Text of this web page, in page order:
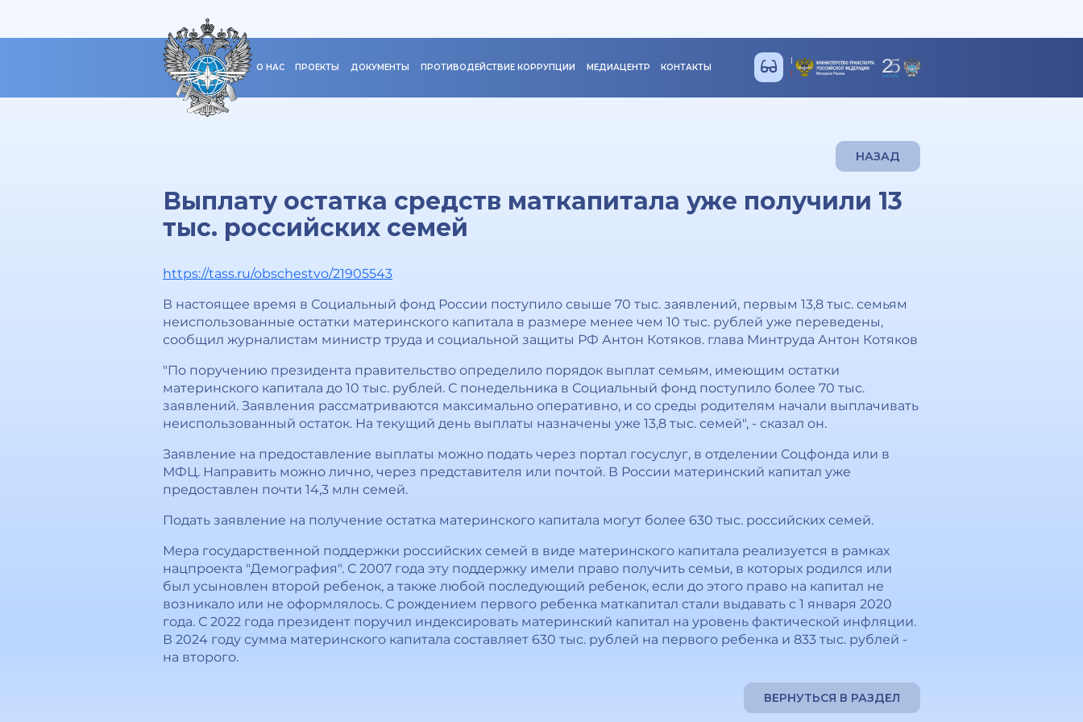
О НАС ПРОЕКТЫ ДОКУМЕНТЫ ПРОТИВОДЕЙСТВИЕ КОРРУПЦИИ МЕДИАЦЕНТР КОНТАКТЫ
НАЗАД
Выплату остатка средств маткапитала уже получили 13
тыс. российских семей
https://tass.ru/obschestvo/21905543
В настоящее время в Социальный фонд России поступило свыше 70 тыс. заявлений, первым 13,8 тыс. семьям
неиспользованные остатки материнского капитала в размере менее чем 10 тыс. рублей уже переведены,
сообщил журналистам министр труда и социальной защиты РФ Антон Котяков. глава Минтруда Антон Котяков
"По поручению президента правительство определило порядок выплат семьям, имеющим остатки
материнского капитала до 10 тыс. рублей. С понедельника в Социальный фонд поступило более 70 тыс.
заявлений. Заявления рассматриваются максимально оперативно, и со среды родителям начали выплачивать
неиспользованный остаток. На текущий день выплаты назначены уже 13,8 тыс. семей", - сказал он.
Заявление на предоставление выплаты можно подать через портал госуслуг, в отделении Соцфонда или в
МФЦ. Направить можно лично, через представителя или почтой. В России материнский капитал уже
предоставлен почти 14,3 млн семей.
Подать заявление на получение остатка материнского капитала могут более 630 тыс. российских семей.
Мера государственной поддержки российских семей в виде материнского капитала реализуется в рамках
нацпроекта "Демография". С 2007 года эту поддержку имели право получить семьи, в которых родился или
был усыновлен второй ребенок, а также любой последующий ребенок, если до этого право на капитал не
возникало или не оформлялось. С рождением первого ребенка маткапитал стали выдавать с 1 января 2020
года. С 2022 года президент поручил индексировать материнский капитал на уровень фактической инфляции.
В 2024 году сумма материнского капитала составляет 630 тыс. рублей на первого ребенка и 833 тыс. рублей -
на второго.
ВЕРНУТЬСЯ В РАЗДЕЛ